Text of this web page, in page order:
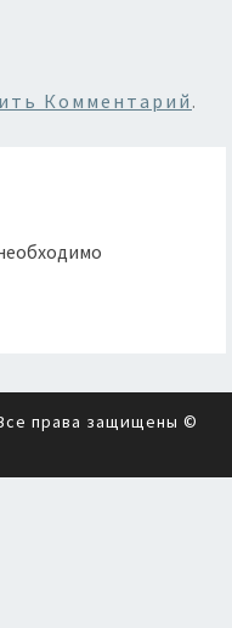
Комментарий .
права защищены ©